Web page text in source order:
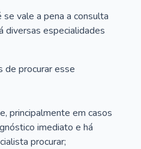
vale a pena a consulta
diversas especialidades
de procurar esse
principalmente em casos
imediato e há
procurar;